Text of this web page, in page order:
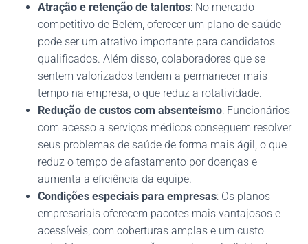
Atração e retenção de talentos: No mercado
competitivo de Belém, oferecer um plano de saúde
pode ser um atrativo importante para candidatos
qualificados. Além disso, colaboradores que se
sentem valorizados tendem a permanecer mais
tempo na empresa, o que reduz a rotatividade.
Redução de custos com absenteísmo: Funcionários
com acesso a serviços médicos conseguem resolver
seus problemas de saúde de forma mais ágil, o que
reduz o tempo de afastamento por doenças e
aumenta a eficiência da equipe.
Condições especiais para empresas: Os planos
empresariais oferecem pacotes mais vantajosos e
acessíveis, com coberturas amplas e um custo